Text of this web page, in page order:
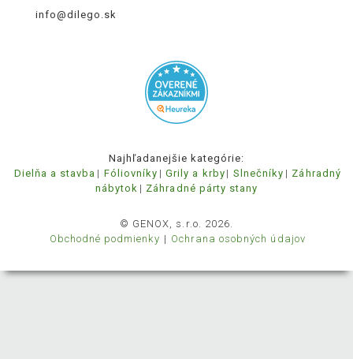
info@dilego.sk
Najhľadanejšie kategórie:
Dielňa a stavba
Fóliovníky Grily a krby Slnečníky
Záhradný
nábytok
Záhradné párty stany
© GENOX, s.r.o. 2026.
Obchodné podmienky
Ochrana osobných údajov